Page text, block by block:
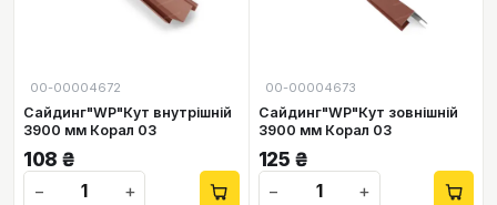
00-00004672
Сайдинг"WP"Кут внутрішній
3900 мм Корал 03
108 ₴
−
+
00-00004673
Сайдинг"WP"Кут зовнішній
3900 мм Корал 03
125 ₴
−
+